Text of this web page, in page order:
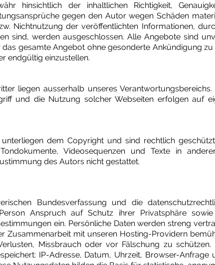
hinsichtlich der inhaltlichen Richtigkeit,
gegen den Autor wegen Schäden
Nichtnutzung der veröffentlichten Informationen,
sind, werden ausgeschlossen. Alle Angebote sind
gesamte Angebot ohne gesonderte Ankündigung
endgültig einzustellen.
liegen ausserhalb unseres
und die Nutzung solcher Webseiten erfolgen auf
dem Copyright und sind rechtlich
Videosequenzen und Texte in
des Autors nicht gestattet.
Bundesverfassung und die
Anspruch auf Schutz ihrer Privatsphäre
ein. Persönliche Daten werden streng
Zusammenarbeit mit unseren Hosting-Providern
Missbrauch oder vor Fälschung zu
IP-Adresse, Datum, Uhrzeit, Browser-